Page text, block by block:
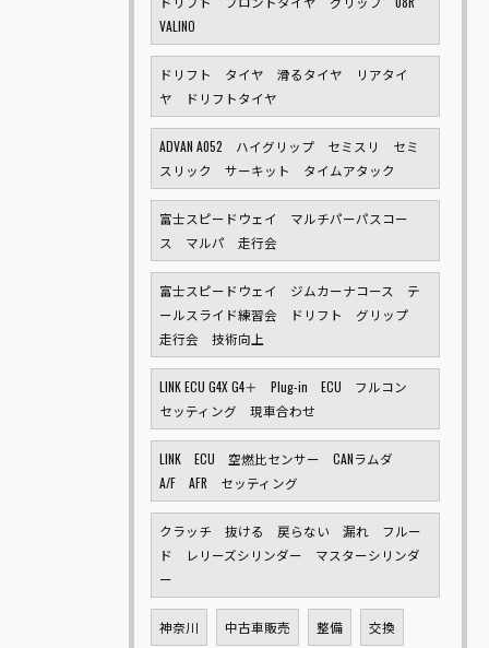
VALINO
ドリフト タイヤ 滑るタイヤ リアタイ
ヤ ドリフトタイヤ
ADVAN A052 ハイグリップ セミスリ セミ
スリック サーキット タイムアタック
富士スピードウェイ マルチパーパスコー
ス マルパ 走行会
富士スピードウェイ ジムカーナコース テ
ールスライド練習会 ドリフト グリップ
走行会 技術向上
LINK ECU G4X G4＋ Plug-in ECU フルコン
セッティング 現車合わせ
LINK ECU 空燃比センサー CANラムダ
A/F AFR セッティング
クラッチ 抜ける 戻らない 漏れ フルー
ド レリーズシリンダー マスターシリンダ
ー
神奈川 中古車販売 整備 交換